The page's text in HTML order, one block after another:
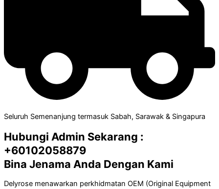
Seluruh Semenanjung termasuk Sabah, Sarawak & Singapura
Hubungi Admin Sekarang :
+60102058879
Bina Jenama Anda Dengan Kami
Delyrose menawarkan perkhidmatan OEM (Original Equipment